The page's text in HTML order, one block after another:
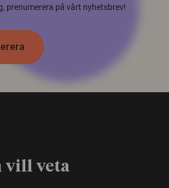
prenumerera på vårt nyhetsbrev!
vill veta